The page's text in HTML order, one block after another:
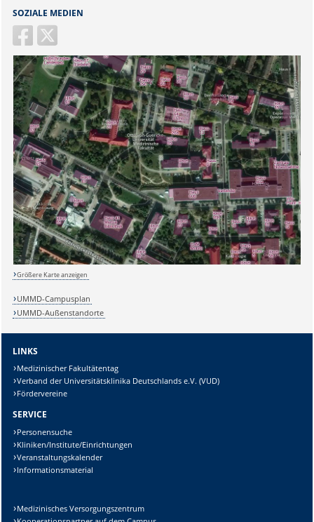
Lösung:
SOZIALE MEDIEN
Größere Karte anzeigen
UMMD-Campusplan
UMMD-Außenstandorte
LINKS
Medizinischer Fakultätentag
Verband der Universitätsklinika Deutschlands e.V. (VUD)
Fördervereine
SERVICE
Personensuche
Kliniken/Institute/Einrichtungen
Veranstaltungskalender
Informationsmaterial
Medizinisches Versorgungszentrum